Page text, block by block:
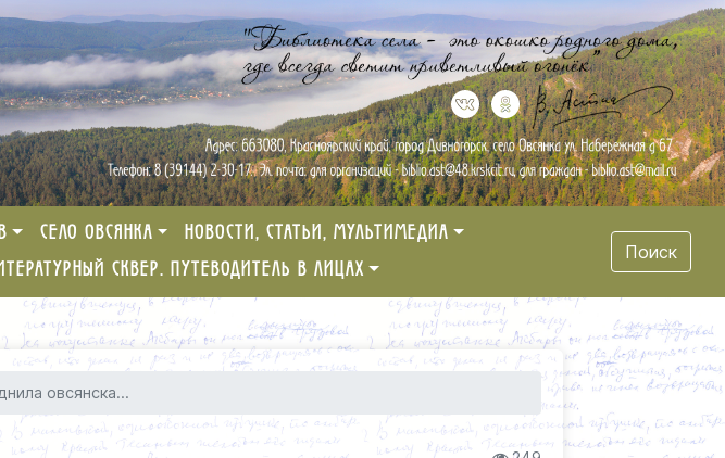
СЕЛО ОВСЯНКА НОВОСТИ, СТАТЬИ, МУЛЬТИМЕДИА
СКВЕР. ПУТЕВОДИТЕЛЬ В ЛИЦАХ
Поиск
овсянска...